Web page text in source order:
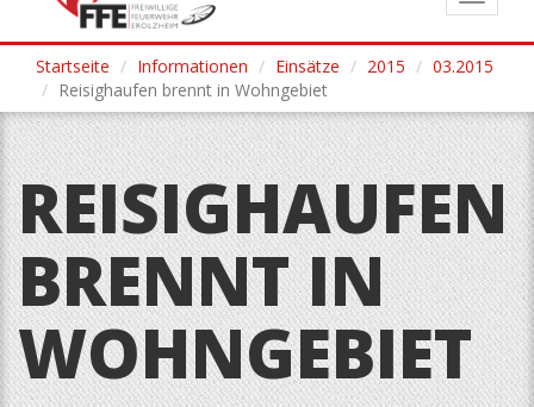
Startseite
Informationen Einsätze 2015
03.2015
Reisighaufen brennt in Wohngebiet
REISIGHAUFEN
BRENNT IN
WOHNGEBIET